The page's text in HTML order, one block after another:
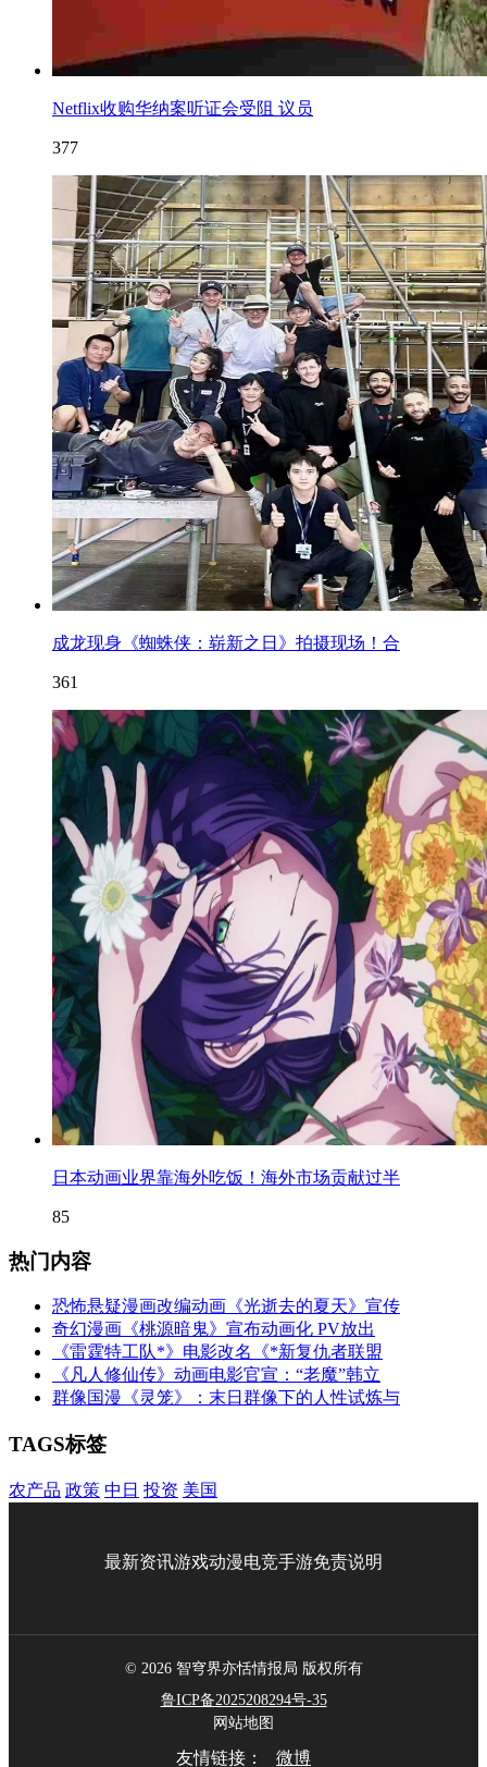
Netflix收购华纳案听证会受阻 议员
377
成龙现身《蜘蛛侠：崭新之日》拍摄现场！合
361
日本动画业界靠海外吃饭！海外市场贡献过半
85
热门内容
恐怖悬疑漫画改编动画《光逝去的夏天》宣传
奇幻漫画《桃源暗鬼》宣布动画化 PV放出
《雷霆特工队*》电影改名《*新复仇者联盟
《凡人修仙传》动画电影官宣：“老魔”韩立
群像国漫《灵笼》：末日群像下的人性试炼与
TAGS标签
农产品 政策 中日 投资 美国
最新资讯游戏动漫电竞手游免责说明
© 2026 智穹界亦恬情报局 版权所有
鲁ICP备2025208294号-35
网站地图
友情链接： 微博